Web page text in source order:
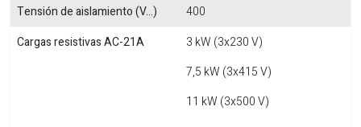
Tensión de aislamiento (V...)
400
Cargas resistivas AC-21A
3 kW (3x230 V)
7,5 kW (3x415 V)
11 kW (3x500 V)